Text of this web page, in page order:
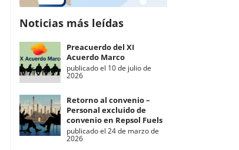
Noticias más leídas
Preacuerdo del XI
Acuerdo Marco
publicado el 10 de julio de
2026
Retorno al convenio –
Personal excluido de
convenio en Repsol Fuels
publicado el 24 de marzo de
2026